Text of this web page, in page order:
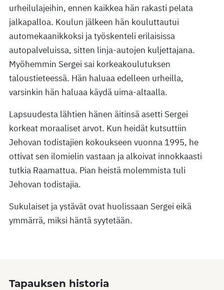
urheilulajeihin, ennen kaikkea hän rakasti pelata
jalkapalloa. Koulun jälkeen hän kouluttautui
automekaanikkoksi ja työskenteli erilaisissa
autopalveluissa, sitten linja-autojen kuljettajana.
Myöhemmin Sergei sai korkeakoulutuksen
taloustieteessä. Hän haluaa edelleen urheilla,
varsinkin hän haluaa käydä uima-altaalla.
Lapsuudesta lähtien hänen äitinsä asetti Sergei
korkeat moraaliset arvot. Kun heidät kutsuttiin
Jehovan todistajien kokoukseen vuonna 1995, he
ottivat sen ilomielin vastaan ja alkoivat innokkaasti
tutkia Raamattua. Pian heistä molemmista tuli
Jehovan todistajia.
Sukulaiset ja ystävät ovat huolissaan Sergei eikä
ymmärrä, miksi häntä syytetään.
Tapauksen historia